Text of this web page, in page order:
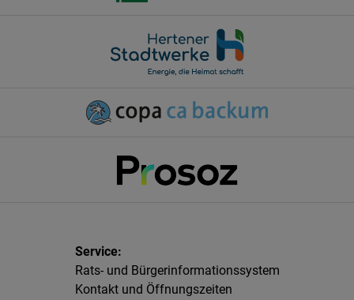
Rats- und Bürgerinformationssystem
Kontakt und Öffnungszeiten